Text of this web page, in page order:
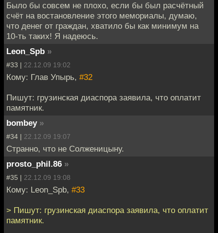
Было бы совсем не плохо, если бы был расчётный
счёт на востановление этого мемориалы, думаю,
что денег от граждан, хватило бы как минимум на
10-ть таких! Я надеюсь.
Leon_Spb »
#33 | 22.12.09 19:02
Кому: Глав Упырь, #32
Пишут: грузинская диаспора заявила, что оплатит
памятник.
bombey »
#34 | 22.12.09 19:07
Странно, что не Солженицыну.
prosto_phil.86 »
#35 | 22.12.09 19:08
Кому: Leon_Spb, #33
> Пишут: грузинская диаспора заявила, что оплатит
памятник.